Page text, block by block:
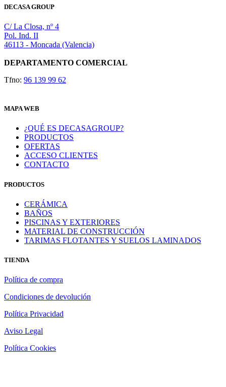
pueden
en
DECASA GROUP
C/ La Closa, nº 4
Pol. Ind. II
46113 - Moncada (Valencia)
DEPARTAMENTO COMERCIAL
Tfno: 96 139 99 62
MAPA WEB
¿QUÉ ES DECASAGROUP?
PRODUCTOS
OFERTAS
ACCESO CLIENTES
CONTACTO
PRODUCTOS
CERÁMICA
BAÑOS
PISCINAS Y EXTERIORES
MATERIAL DE CONSTRUCCIÓN
TARIMAS FLOTANTES Y SUELOS LAMINADOS
TIENDA
Política de compra
Condiciones de devolución
Política Privacidad
Aviso Legal
Política Cookies